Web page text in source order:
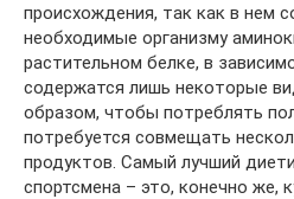
происхождения, так как в нем
необходимые организму
растительном белке, в
содержатся лишь некоторые
образом, чтобы потреблять
потребуется совмещать
продуктов. Самый лучший
спортсмена – это, конечно же,